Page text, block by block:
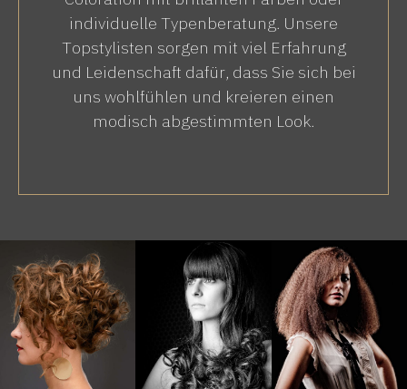
individuelle Typenberatung. Unsere
Topstylisten sorgen mit viel Erfahrung
und Leidenschaft dafür, dass Sie sich bei
uns wohlfühlen und kreieren einen
modisch abgestimmten Look.